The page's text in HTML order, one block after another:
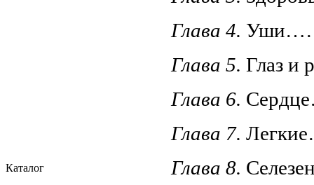
Каталог
Глава 4.
Глава 5. Глаз
Глава 6.
Глава 7.
Глава 8.